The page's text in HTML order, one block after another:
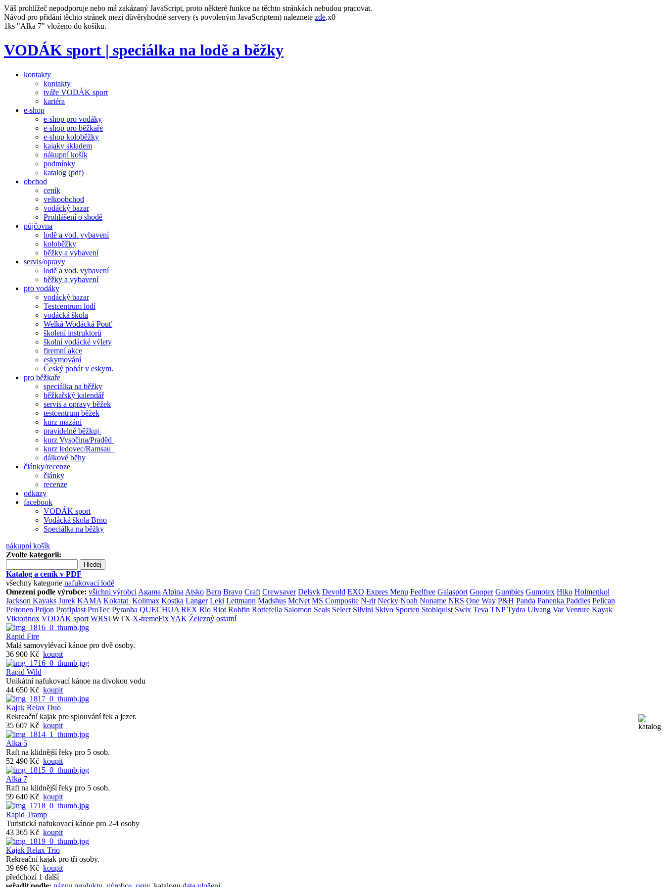
Váš prohlížeč nepodporuje nebo má zakázaný JavaScript, proto některé funkce na těchto stránkách nebudou pracovat.
Návod pro přidání těchto stránek mezi důvěryhodné servery (s povoleným JavaScriptem) naleznete zde.x0
1ks "Alka 7" vloženo do košíku.
VODÁK sport | speciálka na lodě a běžky
kontakty
kontakty
tváře VODÁK sport
kariéra
e-shop
e-shop pro vodáky
e-shop pro běžkaře
e-shop koloběžky
kajaky skladem
nákupní košík
podmínky
katalog (pdf)
obchod
ceník
velkoobchod
vodácký bazar
Prohlášení o shodě
půjčovna
lodě a vod. vybavení
koloběžky
běžky a vybavení
servis/opravy
lodě a vod. vybavení
běžky a vybavení
pro vodáky
vodácký bazar
Testcentrum lodí
vodácká škola
Welká Wodácká Pouť
školení instruktorů
školní vodácké výlety
firemní akce
eskymování
Český pohár v eskym.
pro běžkaře
speciálka na běžky
běžkařský kalendář
servis a opravy běžek
testcentrum běžek
kurz mazání
pravidelně běžkuj
kurz Vysočina/Praděd
kurz ledovec/Ramsau
dálkové běhy
články/recenze
články
recenze
odkazy
facebook
VODÁK sport
Vodácká škola Brno
Speciálka na běžky
nákupní košík
Zvolte kategorii:
Hledej
Katalog a ceník v PDF
všechny kategorie nafukovací lodě
Omezení podle výrobce: všichni výrobci Agama Alpina Atsko Bern Bravo Craft Crewsaver Delsyk Devold EXO Expres Menu Feelfree Galasport Gooper Gumbies Gumotex Hiko Holmenkol
Jackson Kayaks Jurek KAMA Kokatat Kolimax Kostka Langer Leki Lettmann Madshus McNet MS Composite N-rit Necky Noah Noname NRS One Way P&H Panda Panenka Paddles Pelican
Peltonen Prijon Profiplast ProTec Pyranha QUECHUA REX Rio Riot Robfin Rottefella Salomon Seals Select Silvini Skivo Sporten Stohlquist Swix Teva TNP Tydra Ulvang Var Venture Kayak
Viktorinox VODÁK sport WRSI WTX X-tremeFixYAK Železný ostatní
Rapid Fire
Malá samovylévací kánoe pro dvě osoby.
36 900 Kč koupit
Rapid Wild
Unikátní nafukovací kánoe na divokou vodu
44 650 Kč koupit
Kajak Relax Duo
Rekreační kajak pro splouvání řek a jezer.
35 607 Kč koupit
Alka 5
Raft na klidnější řeky pro 5 osob.
52 490 Kč koupit
Alka 7
Raft na klidnější řeky pro 5 osob.
59 640 Kč koupit
Rapid Tramp
Turistická nafukovací kánoe pro 2-4 osoby
43 365 Kč koupit
Kajak Relax Trio
Rekreační kajak pro tři osoby.
39 696 Kč koupit
předchozí 1 další